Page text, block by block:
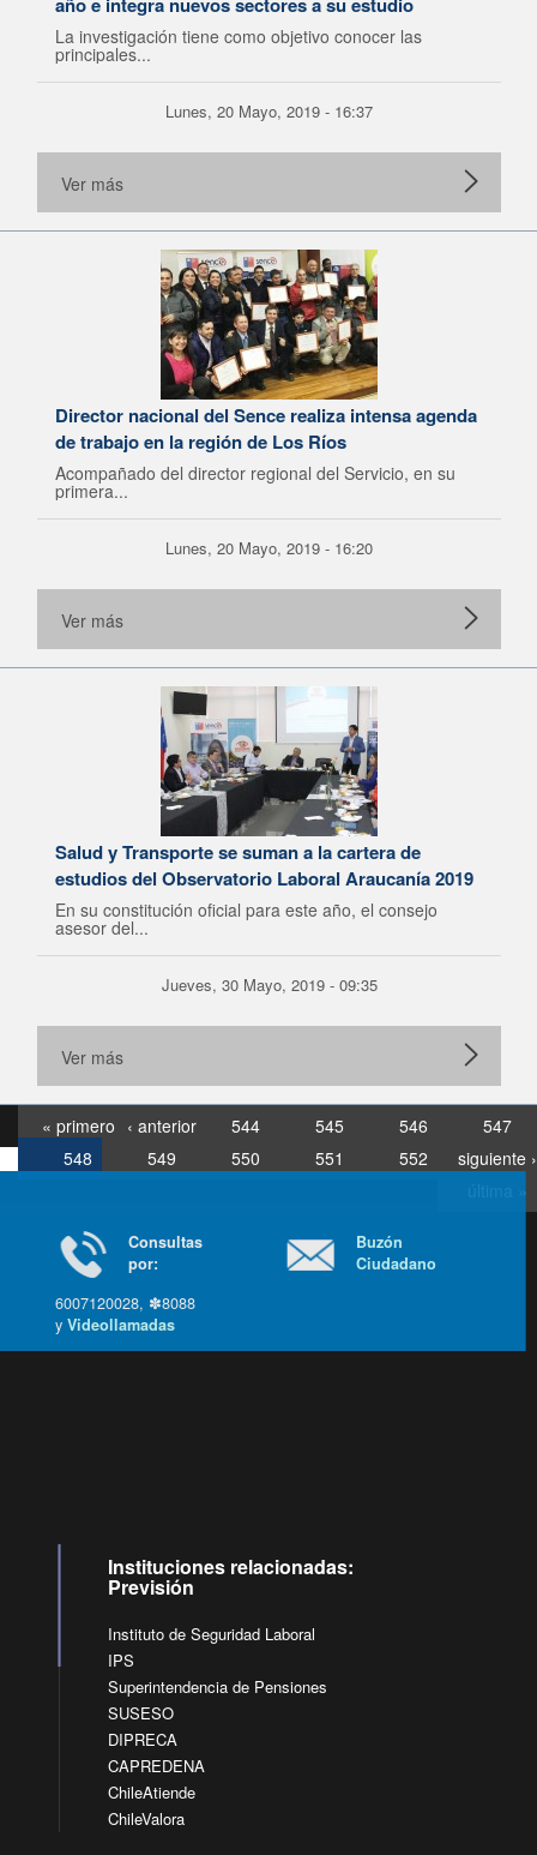
La investigación tiene como objetivo conocer las
principales...
Lunes, 20 Mayo, 2019 - 16:37
Ver más
Director nacional del Sence realiza intensa agenda
de trabajo en la región de Los Ríos
Acompañado del director regional del Servicio, en su
primera...
Lunes, 20 Mayo, 2019 - 16:20
Ver más
Salud y Transporte se suman a la cartera de
estudios del Observatorio Laboral Araucanía 2019
En su constitución oficial para este año, el consejo
asesor del...
Jueves, 30 Mayo, 2019 - 09:35
Ver más
« primero ‹ anterior 544 545 546
547
548
549 550 551 552
siguiente ›
última »
Consultas
por:
6007120028, ✽8088
yVideollamadas
Buzón
Ciudadano
Instituciones relacionadas:
Previsión
Instituto de Seguridad Laboral
IPS
Superintendencia de Pensiones
SUSESO
DIPRECA
CAPREDENA
ChileAtiende
ChileValora